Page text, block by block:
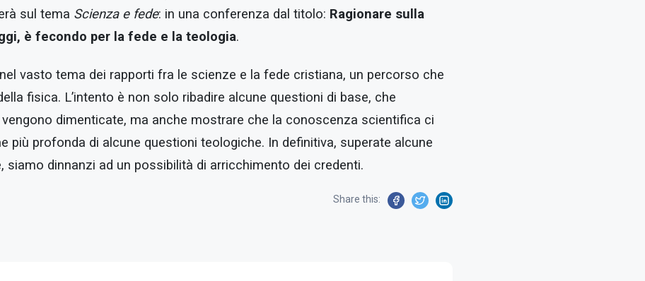
sul tema Scienza e fede: in una conferenza dal titolo: Ragionare sulla
è fecondo per la fede e la teologia.
vasto tema dei rapporti fra le scienze e la fede cristiana, un percorso che
fisica. L’intento è non solo ribadire alcune questioni di base, che
dimenticate, ma anche mostrare che la conoscenza scientifica ci
più profonda di alcune questioni teologiche. In definitiva, superate alcune
siamo dinnanzi ad un possibilità di arricchimento dei credenti.
Share this: